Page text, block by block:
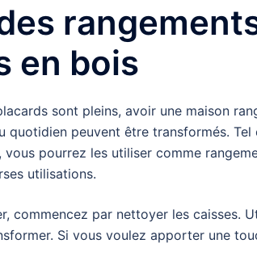
en bois
sont pleins, avoir une maison
quotidien peuvent être transformés.
vous pourrez les utiliser comme
utilisations.
commencez par nettoyer les caisses.
Si vous voulez apporter une